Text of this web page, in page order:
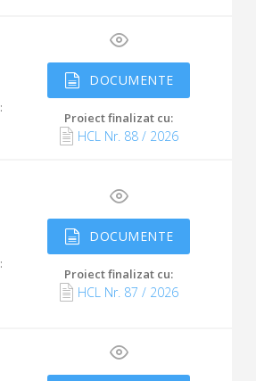
:
DOCUMENTE
Proiect finalizat cu:
HCL Nr. 88/ 2026
:
DOCUMENTE
Proiect finalizat cu:
HCL Nr. 87 / 2026